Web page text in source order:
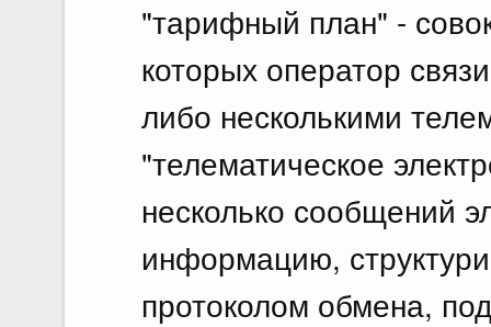
"тарифный план" -
которых оператор
либо несколькими
"телематическое
несколько сообщений
информацию,
протоколом обмена,